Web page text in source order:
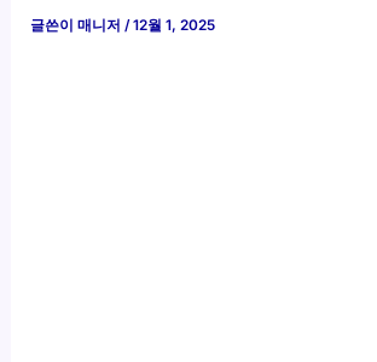
글쓴이매니저/12월 1, 2025